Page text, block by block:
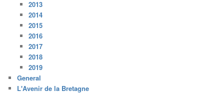
2013
2014
2015
2016
2017
2018
2019
General
L'Avenir de la Bretagne